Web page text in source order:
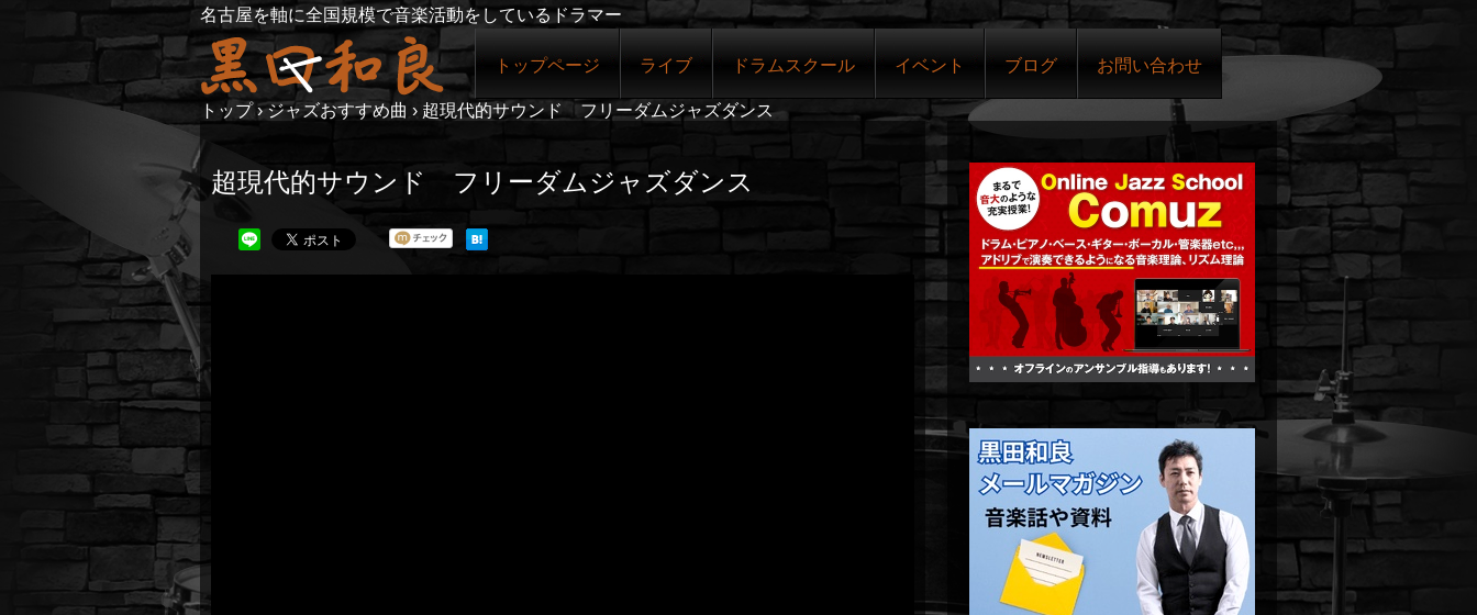
名古屋を軸に全国規模で音楽活動をしているドラマー
トップページ ライブ ドラムスクール イベント ブログ お問い合わせ
トップ › ジャズおすすめ曲 › 超現代的サウンド フリーダムジャズダンス
超現代的サウンド フリーダムジャズダンス